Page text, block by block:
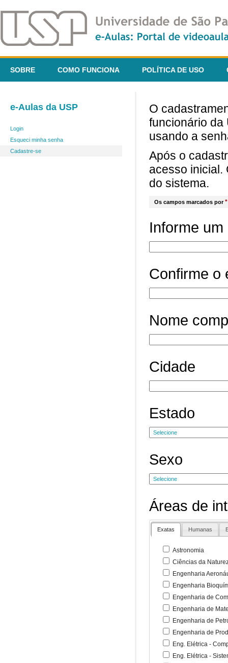
SOBRE COMO FUNCIONA POLÍTICA DE USO
e-Aulas da USP
Login
Esqueci minha senha
Cadastre-se
O
funcionário da
usando a
Após o
acesso inicial.
do sistema.
Os campos marcados por*
Informe
Confirme o
Nome
Cidade
Estado
Sexo
Áreas de
Exatas Humanas
Astronomia
Ciências da
Engenharia
Engenharia
Engenharia de
Engenharia de
Engenharia de
Engenharia de
Eng. Elétrica -
Eng. Elétrica -